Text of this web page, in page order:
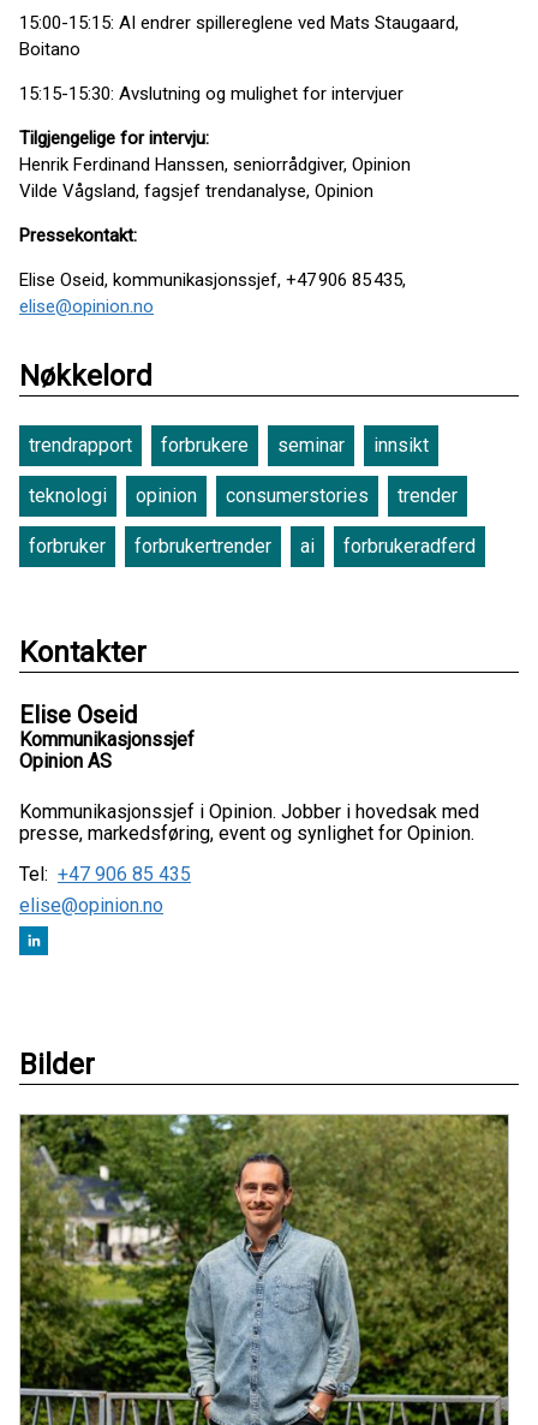
15:00-15:15: AI endrer spillereglene ved Mats Staugaard,
Boitano
15:15-15:30: Avslutning og mulighet for intervjuer
Tilgjengelige for intervju:
Henrik Ferdinand Hanssen, seniorrådgiver, Opinion
Vilde Vågsland, fagsjef trendanalyse, Opinion
Pressekontakt:
Elise Oseid, kommunikasjonssjef, +47 906 85 435,
elise@opinion.no
Nøkkelord
trendrapport forbrukere seminar innsikt
teknologi opinion consumerstories trender
forbruker forbrukertrender ai forbrukeradferd
Kontakter
Elise Oseid
Kommunikasjonssjef
Opinion AS
Kommunikasjonssjef i Opinion. Jobber i hovedsak med
presse, markedsføring, event og synlighet for Opinion.
Tel: +47 906 85 435
elise@opinion.no
Bilder